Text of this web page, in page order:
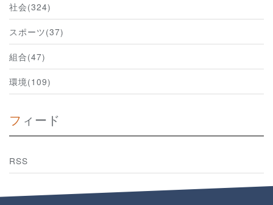
社会(324)
スポーツ(37)
組合(47)
環境(109)
フィード
RSS